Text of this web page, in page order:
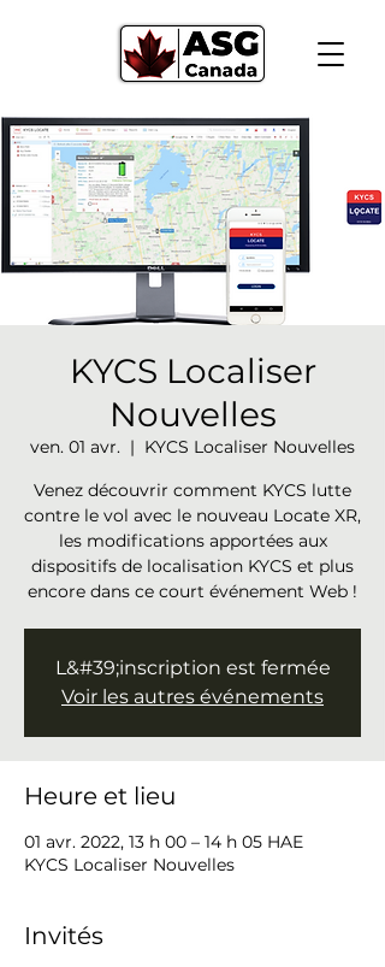
KYCS Localiser
Nouvelles
ven. 01 avr.
  |
KYCS Localiser Nouvelles
Venez découvrir comment KYCS lutte
contre le vol avec le nouveau Locate XR,
les modifications apportées aux
dispositifs de localisation KYCS et plus
encore dans ce court événement Web !
L&#39;inscription est fermée
Voir les autres événements
Heure et lieu
01 avr. 2022, 13 h 00 – 14 h 05 HAE
KYCS Localiser Nouvelles
Invités